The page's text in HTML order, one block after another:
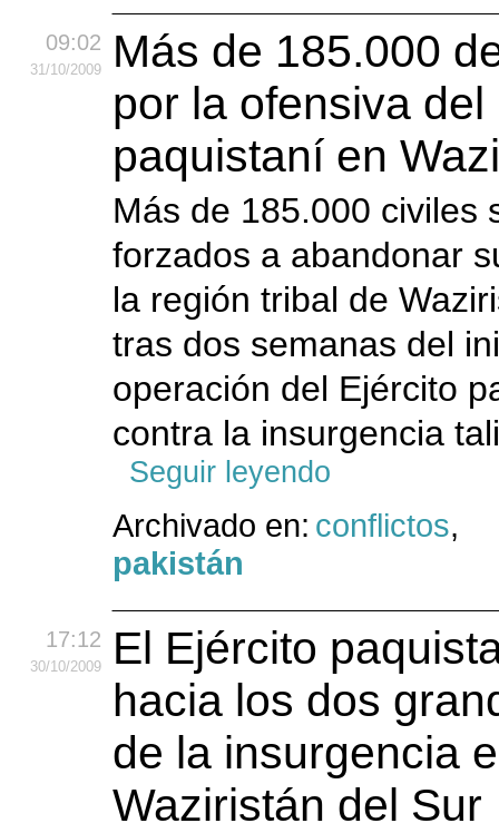
09:02
31/10/2009
Más de 185.000
por la ofensiva del
paquistaní en
Más de 185.000 civiles
forzados a abandonar
la región tribal de
tras dos semanas del
operación del Ejército
contra la insurgencia
Seguir leyendo
Archivado en: conflictos,
pakistán
17:12
30/10/2009
El Ejército
hacia los dos
de la insurgencia
Waziristán del Sur